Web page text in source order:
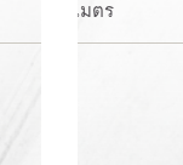
0 เมตร